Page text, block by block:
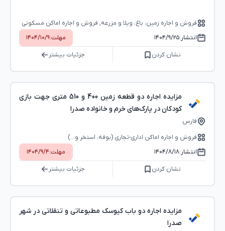
فروش و اجاره زمین، باغ، ویلا و مزرعه, فروش و اجاره اماکن مسکونی
(ملک و ساختمان)
انتشار:۱۴۰۴/۹/۲۵ مهلت:۱۴۰۴/۱۰/۹
نشان کردن جزئیات بیشتر
مزایده اجاره دو قطعه زمین 400 و 510 متری جهت بازی
کودکان در پارک‌های خرم و خانواده صدرا
فارس
فروش و اجاره اماکن اداری-تجاری (بوفه، استخر و...)
انتشار:۱۴۰۴/۸/۱۸ مهلت:۱۴۰۴/۹/۴
نشان کردن جزئیات بیشتر
مزایده اجاره دو باب کیوسک مطبوعاتی و تنقلاتی در شهر
صدرا